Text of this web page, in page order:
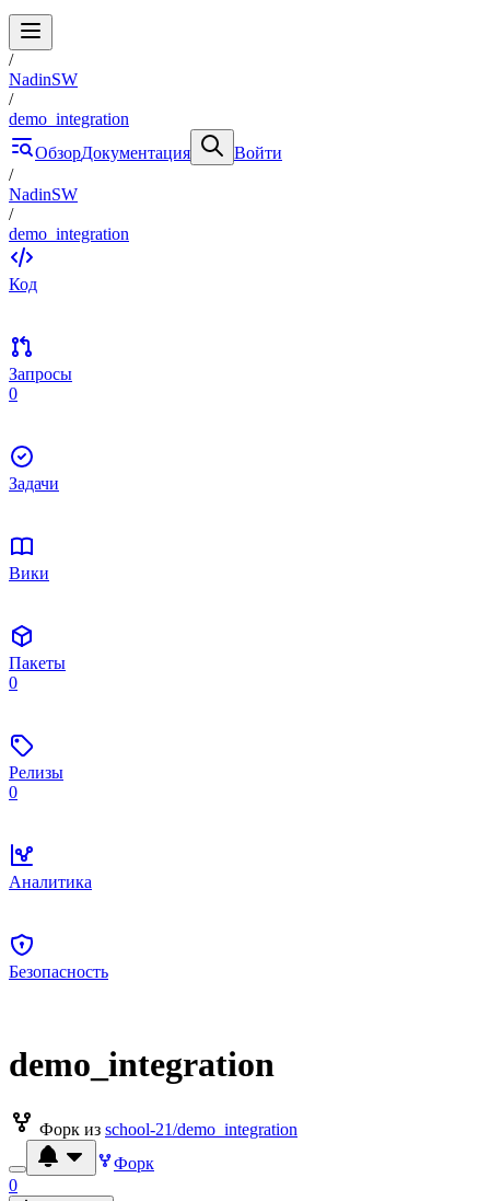
/
NadinSW
/
demo_integration
ОбзорДокументация
Войти
/
NadinSW
/
demo_integration
Код
Запросы
0
Задачи
Вики
Пакеты
0
Релизы
0
Аналитика
Безопасность
demo_integration
Форк из school-21/demo_integration
Форк
0